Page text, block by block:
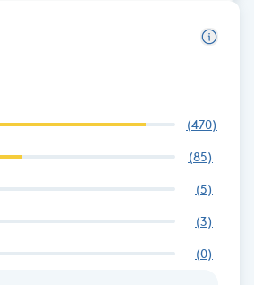
(470)
(85)
(5)
(3)
(0)